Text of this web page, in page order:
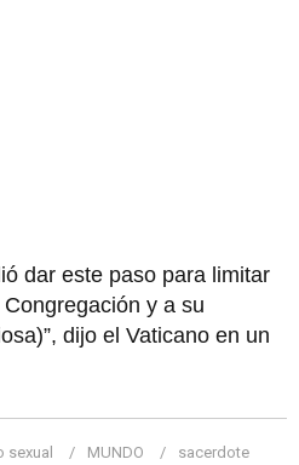
dar este paso para limitar
y a su
dijo el Vaticano en un
sexual MUNDO
sacerdote